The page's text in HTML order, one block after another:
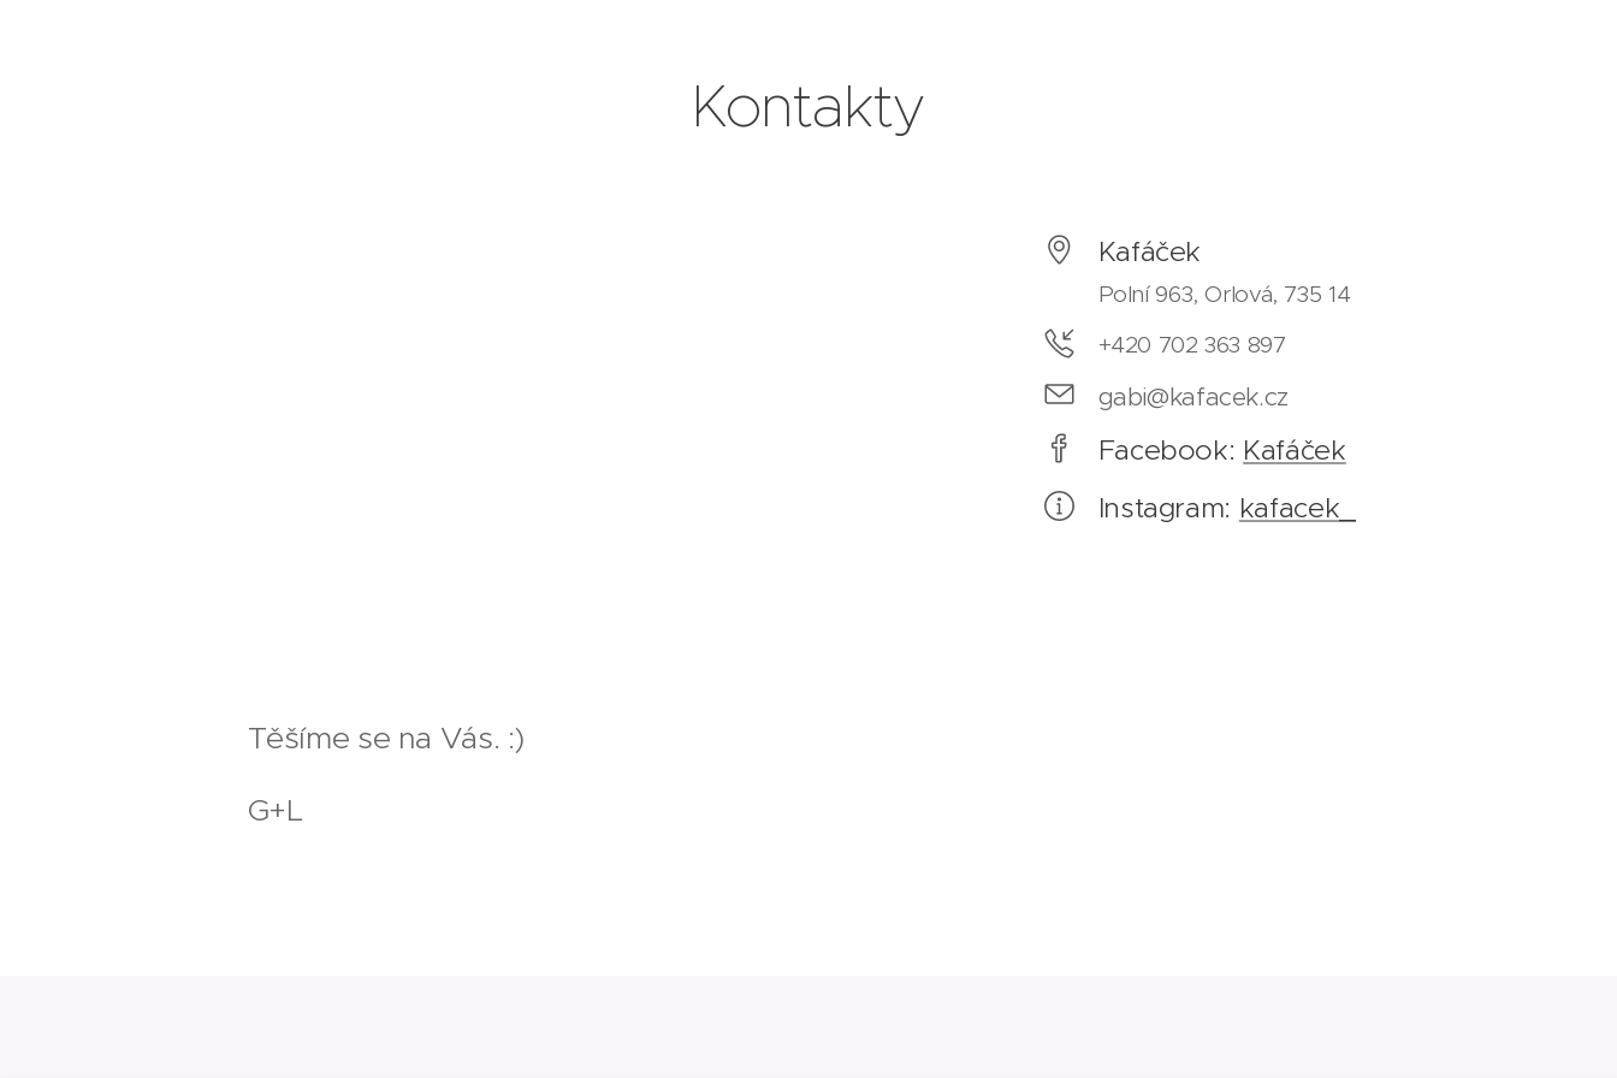
Kontakty
Kafáček
Polní 963, Orlová, 735 14
+420 702 363 897
gabi@kafacek.cz
Facebook: Kafáček
Instagram: kafacek_
Těšíme se na Vás. :)
G+L